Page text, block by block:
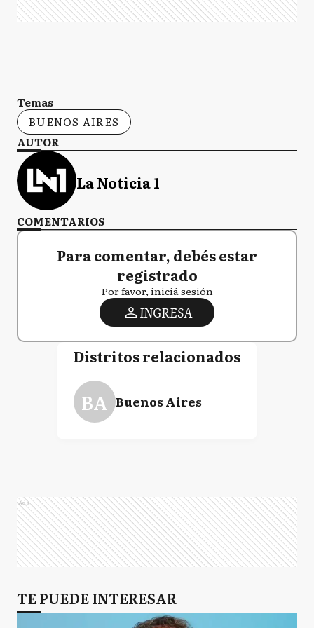
Temas
BUENOS AIRES
AUTOR
La Noticia 1
COMENTARIOS
Para comentar, debés estar
registrado
Por favor, iniciá sesión
INGRESA
Distritos relacionados
BA Buenos Aires
Ads
TE PUEDE INTERESAR